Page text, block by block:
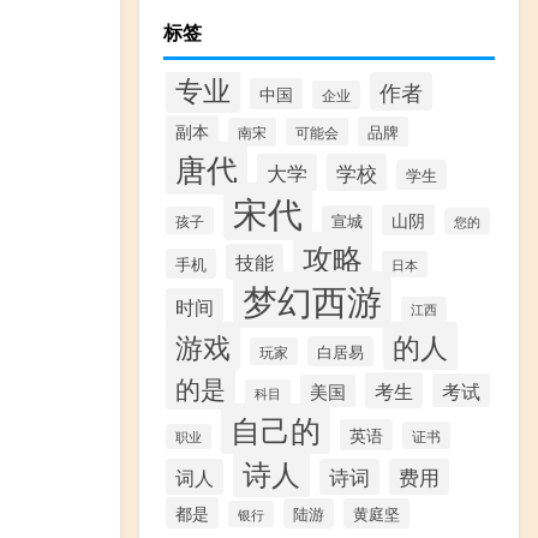
标签
专业 中国 企业 作者
副本 南宋 可能会 品牌
唐代 大学 学校 学生
孩子 宋代 宣城 山阴 您的
手机 技能 攻略 日本
时间 梦幻西游 江西
游戏 玩家 白居易 的人
的是 科目 美国 考生 考试
职业 自己的 英语 证书
词人 诗人 诗词 费用
都是 银行 陆游 黄庭坚